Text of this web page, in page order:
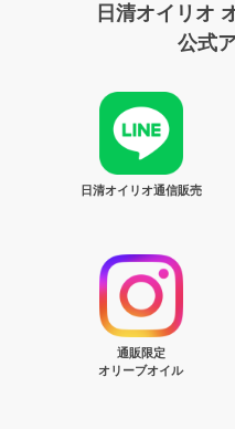
日清オイリオ
公式
日清オイリオ通信販売
通販限定
オリーブオイル